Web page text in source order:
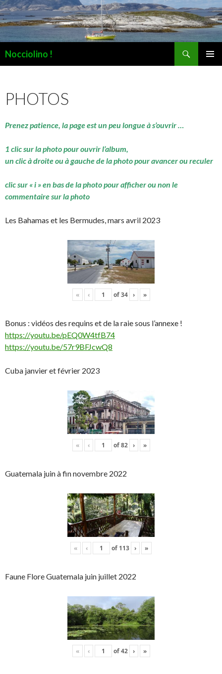
Nocciolino !
PHOTOS
Prenez patience, la page est un peu longue à s’ouvrir …
1 clic sur la photo pour ouvrir l’album,
un clic à droite ou à gauche de la photo pour avancer ou reculer
clic sur « i » en bas de la photo pour afficher ou non le
commentaire sur la photo
Les Bahamas et les Bermudes, mars avril 2023
« ‹ of34 › »
Bonus : vidéos des requins et de la raie sous l’annexe !
https://youtu.be/pEQ0W4tfB74
https://youtu.be/57r9BFJcwQ8
Cuba janvier et février 2023
« ‹ of82 › »
Guatemala juin à fin novembre 2022
« ‹ of 113 › »
Faune Flore Guatemala juin juillet 2022
« ‹ of42 › »